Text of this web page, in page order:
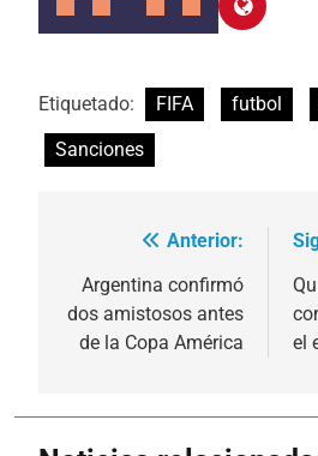
Etiquetado: FIFA futbol
Sanciones
Navegación
de
entradas
Anterior:
Argentina confirmó
dos amistosos antes
de la Copa América
el